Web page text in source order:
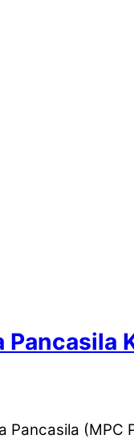
Pancasila (MPC